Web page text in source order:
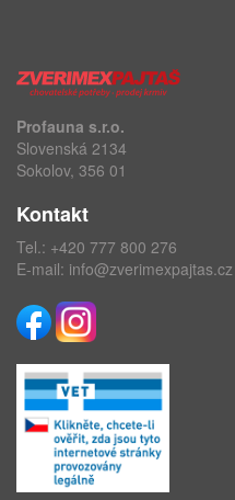
Profauna s.r.o.
Slovenská 2134
Sokolov, 356 01
Kontakt
Tel.: +420 777 800 276
E-mail: info@zverimexpajtas.cz